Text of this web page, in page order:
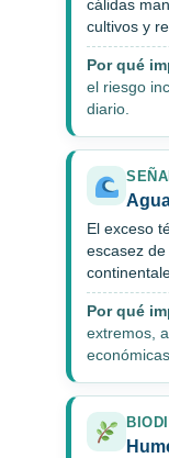
cálidas
cultivos y
Por qué
el riesgo
diario.
El exceso
escasez
Por qué
extremos,